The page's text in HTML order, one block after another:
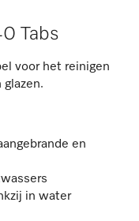
Tabs
voor het reinigen
en
in water